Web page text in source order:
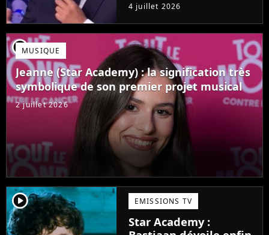
Academy est un rêve.
Mais comme l'a rappelé
une ancienne gagnante,
l'émission de TF1 n'est
pas toujours simple à
vivre.
4 juillet 2026
player2MUSIQUE
Jeanne (Star Academy) : la signification très
symbolique de son premier projet musical
2 juillet 2026
player2 EMISSIONS TV
Star Academy :